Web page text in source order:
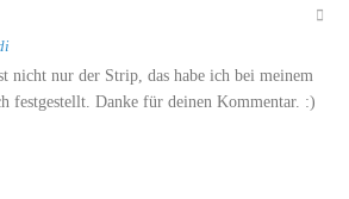
nicht nur der Strip, das habe ich bei meinem
festgestellt. Danke für deinen Kommentar. :)